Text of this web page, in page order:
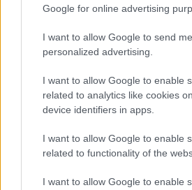
Google for online advertising
I want to allow Google to send me
personalized advertising.
I want to allow Google to enable
related to analytics like cookies
device identifiers in apps.
I want to allow Google to enable
related to functionality of the
I want to allow Google to enable
Tesla: Μυστικότητα και
στην Ευρώπη